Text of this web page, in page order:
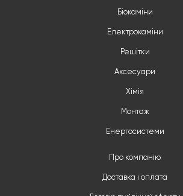
Біокаміни
Електрокаміни
Решітки
Аксесуари
Хімія
Монтаж
Енергосистеми
Про компанію
Доставка і оплата